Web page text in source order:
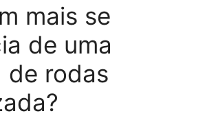
mais se
de uma
de rodas